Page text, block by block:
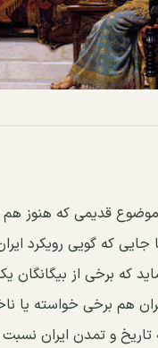
موضوع قدیمی که هنوز
جایی که گویی رویکرد
که برخی از بیگانگان
هم برخی خواسته یا
تاریخ و تمدن ایران